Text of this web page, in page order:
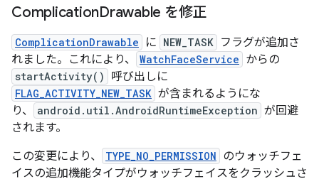
ComplicationDrawable を修正
ComplicationDrawable に NEW_TASK フラグが追加さ
れました。これにより、
WatchFaceService からの
startActivity() 呼び出しに
FLAG_ACTIVITY_NEW_TASK が含まれるようにな
り、
android.util.AndroidRuntimeException が回避
されます。
この変更により、
TYPE_NO_PERMISSION のウォッチフェ
イスの追加機能タイプがウォッチフェイスをクラッシュさ